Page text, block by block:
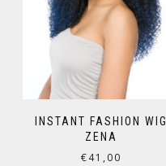
INSTANT FASHION WIG
ZENA
€41,00